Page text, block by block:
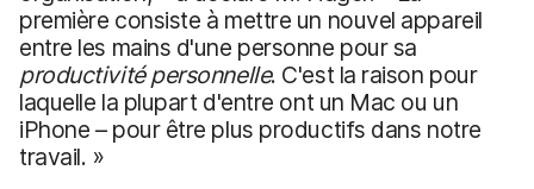
première consiste à mettre un nouvel appareil
entre les mains d'une personne pour sa
productivité personnelle. C'est la raison pour
laquelle la plupart d'entre ont un Mac ou un
iPhone – pour être plus productifs dans notre
travail. »